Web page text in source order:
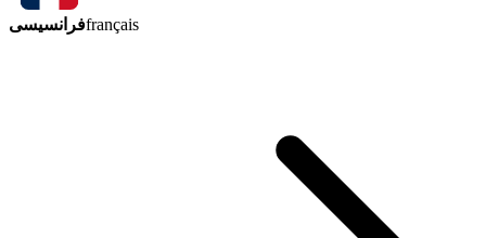
فرانسیسیfrançais